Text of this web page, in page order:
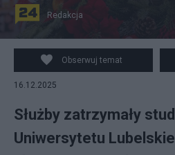
Redakcja
Obserwuj temat
16.12.2025
Służby zatrzymały
Uniwersytetu